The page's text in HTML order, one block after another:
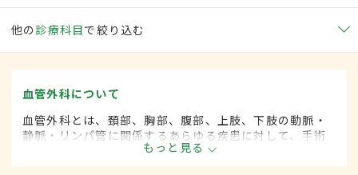
他の 診療科目で絞り込む
血管外科について
血管外科とは、頚部、胸部、腹部、上肢、下肢の動脈・
静脈・リンパ管に関係するあらゆる疾患に対して、手術
的な方法によって治療する外科の一領域で、血管系をよ
り専門としています。
もっと見る